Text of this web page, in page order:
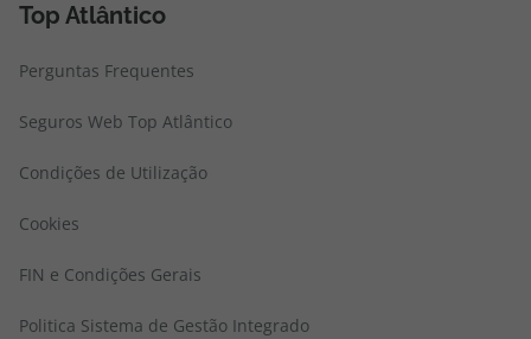
Top Atlântico
Perguntas Frequentes
Seguros Web Top Atlântico
Condições de Utilização
Cookies
FIN e Condições Gerais
Politica Sistema de Gestão Integrado